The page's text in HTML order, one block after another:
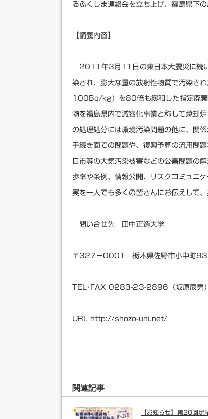
るふくしま連絡会を立ち上げ、福島県下
【講義内容】
2011年3月11日の東日本大震災に続い
染され、膨大な量の放射性物質で汚染さ
100Bq/kg）を80倍も緩和した指定廃
物を福島県内で減容化事業と称して焼却
の処理処分には環境汚染問題の他に、関
手続き面での問題や、復興予算の流用問
日市等の大気汚染被害などの公害問題の
歩率や条例、情報公開、リスクコミュニ
実を一人でも多くの皆さんにお伝えして
問い合せ先 田中正造大学
〒327－0001 栃木県佐野市小中町
TEL･FAX 0283-23-2896（坂原辰男）
URL http://shozo-uni.net/
関連記事
【お知らせ】第20回足